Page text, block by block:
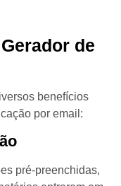
de
benefícios
por email:
pré-preenchidas,